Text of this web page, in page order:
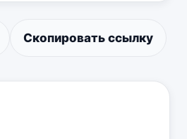
Скопировать ссылку